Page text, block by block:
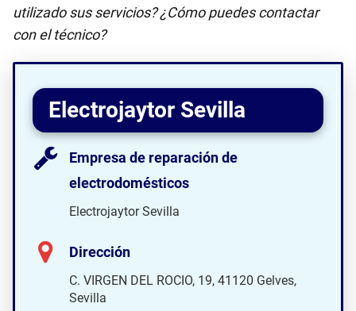
utilizado sus servicios? ¿Cómo puedes contactar
con el técnico?
Electrojaytor Sevilla
Empresa de reparación de
electrodomésticos
Electrojaytor Sevilla
Dirección
C. VIRGEN DEL ROCIO, 19, 41120 Gelves,
Sevilla